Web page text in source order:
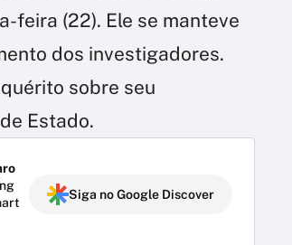
feira (22). Ele se manteve
dos investigadores.
sobre seu
Estado.
Siga no Google Discover